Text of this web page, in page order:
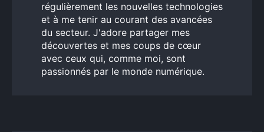
régulièrement les nouvelles technologies
et à me tenir au courant des avancées
du secteur. J'adore partager mes
découvertes et mes coups de cœur
avec ceux qui, comme moi, sont
passionnés par le monde numérique.